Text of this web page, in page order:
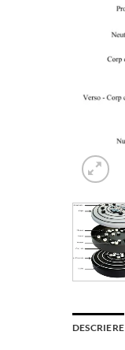
DESCRIERE